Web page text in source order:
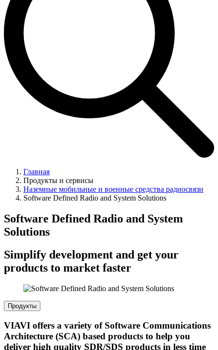
Главная
Продукты и сервисы
Наземные мобильные и военные средства радиосвязи
Software Defined Radio and System Solutions
Software Defined Radio and System
Solutions
Simplify development and get your
products to market faster
Продукты
VIAVI offers a variety of Software Communications
Architecture (SCA) based products to help you
deliver high quality SDR/SDS products in less time